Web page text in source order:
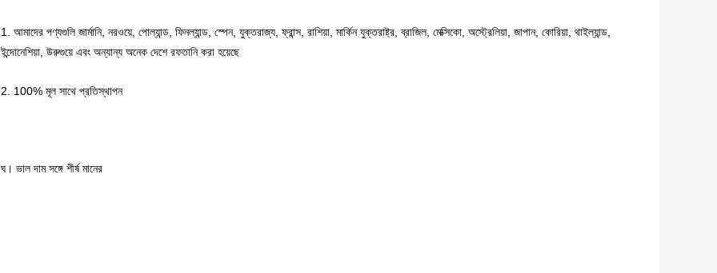
1. আমাদের পণ্যগুলি জার্মানি, নরওয়ে, পোল্যান্ড, ফিনল্যান্ড, স্পেন, যুক্তরাজ্য, ফ্রান্স, রাশিয়া, মার্কিন যুক্তরাষ্ট্র, ব্রাজিল, মেক্সিকো, অস্ট্রেলিয়া, জাপান, কোরিয়া, থাইল্যান্ড,
ইন্দোনেশিয়া, উরুগুয়ে এবং অন্যান্য অনেক দেশে রফতানি করা হয়েছে
2. 100% মূল সাথে প্রতিস্থাপন
ঘ। ভাল দাম সঙ্গে শীর্ষ মানের